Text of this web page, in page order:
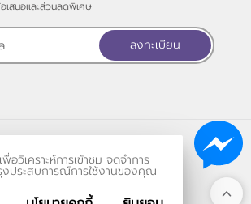
เสนอและส่วนลดพิเศษ
ลงทะเบียน
โดยอวิเคราะห์การเข้าชม จดจำการ
งประสบการณ์การใช้งานของคุณ